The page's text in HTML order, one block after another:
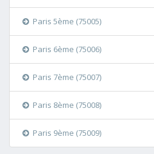
Paris 5ème (75005)
Paris 6ème (75006)
Paris 7ème (75007)
Paris 8ème (75008)
Paris 9ème (75009)